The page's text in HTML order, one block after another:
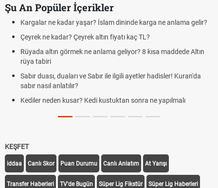
Şu An Popüler İçerikler
Kargalar ne kadar yaşar? İslam dininde karga ne anlama gelir?
Çeyrek ne kadar? Çeyrek altın fiyatı kaç TL?
Rüyada altın görmek ne anlama geliyor? 8 kısa maddede Altın
rüya tabiri
Sabır duası, duaları ve Sabır ile ilgili ayetler hadisler! Kuran'da
sabır nasıl anlatılır?
Kediler neden kusar? Kedi kustuktan sonra ne yapılmalı
KEŞFET
iddaa Canlı Skor Puan Durumu Canlı Anlatım At Yarışı
Transfer Haberleri TV'de Bugün Süper Lig Fikstür Süper Lig Haberleri